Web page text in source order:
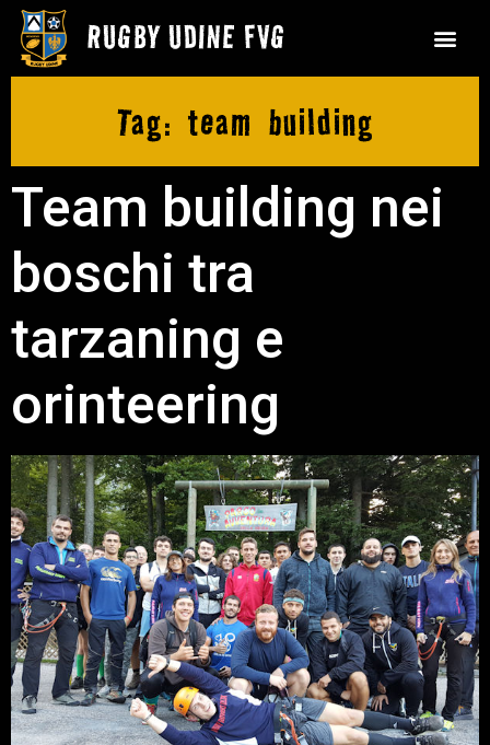
Tag: team building
Team building nei
boschi tra
tarzaning e
orinteering